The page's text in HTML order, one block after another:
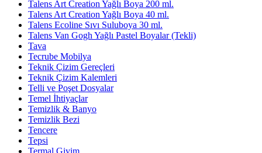
Talens Art Creation Yağlı Boya 200 ml.
Talens Art Creation Yağlı Boya 40 ml.
Talens Ecoline Sıvı Suluboya 30 ml.
Talens Van Gogh Yağlı Pastel Boyalar (Tekli)
Tava
Tecrube Mobilya
Teknik Çizim Gereçleri
Teknik Çizim Kalemleri
Telli ve Poşet Dosyalar
Temel İhtiyaçlar
Temizlik & Banyo
Temizlik Bezi
Tencere
Tepsi